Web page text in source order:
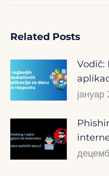
Related Posts
Vodič: